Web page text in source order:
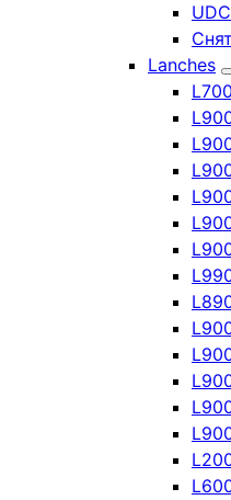
Lanches